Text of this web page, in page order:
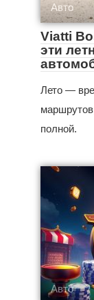
Авто
Viatti
эти
Лето —
полной.
Авто